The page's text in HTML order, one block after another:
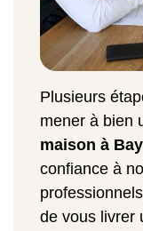
Plusieurs
mener à bien
maison à
confiance à
de vous livrer